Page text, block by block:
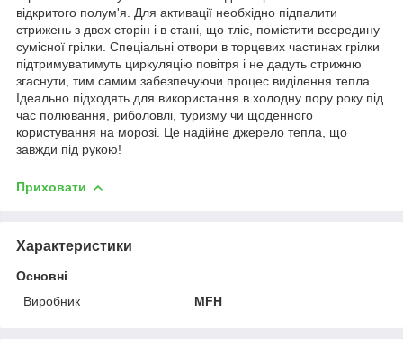
відкритого полум'я. Для активації необхідно підпалити
стрижень з двох сторін і в стані, що тліє, помістити всередину
сумісної грілки. Спеціальні отвори в торцевих частинах грілки
підтримуватимуть циркуляцію повітря і не дадуть стрижню
згаснути, тим самим забезпечуючи процес виділення тепла.
Ідеально підходять для використання в холодну пору року під
час полювання, риболовлі, туризму чи щоденного
користування на морозі. Це надійне джерело тепла, що
завжди під рукою!
Приховати
Характеристики
Основні
Виробник
MFH